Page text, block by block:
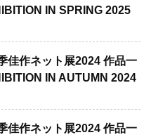
IN SPRING 2025
佳作ネット展2024 作品一
IN AUTUMN 2024
佳作ネット展2024 作品一